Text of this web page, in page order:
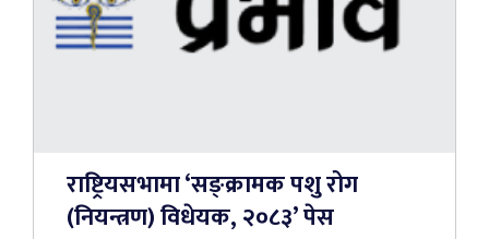
राष्ट्रियसभामा ‘सङ्क्रामक पशु रोग
(नियन्त्रण) विधेयक, २०८३’ पेस